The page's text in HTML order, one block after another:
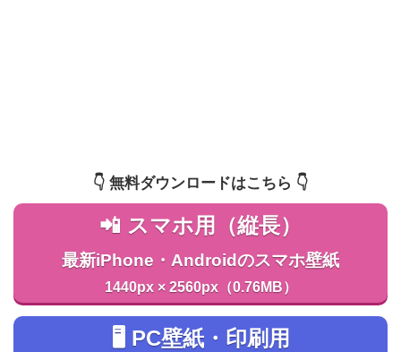
👇️ 無料ダウンロードはこちら 👇️
📲 スマホ用（縦長）
最新iPhone・Androidのスマホ壁紙
1440px × 2560px（0.76MB）
🖥️ PC壁紙・印刷用